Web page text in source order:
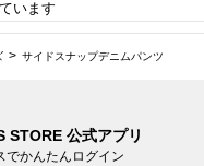
います
サイドスナップデニムパンツ
STORE 公式アプリ
でかんたんログイン